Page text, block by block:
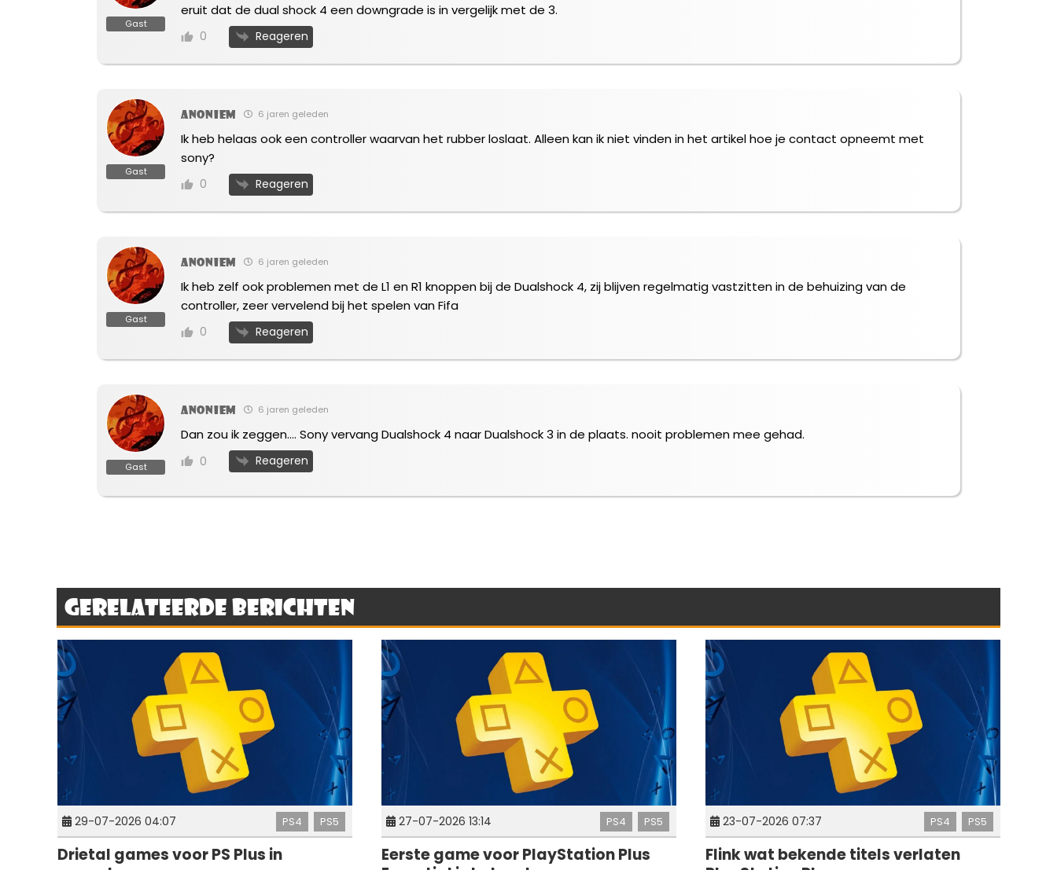
Gast
eruit dat de dual shock 4 een downgrade is in vergelijk met de 3.
0 Reageren
Gast
Anoniem 6 jaren geleden
Ik heb helaas ook een controller waarvan het rubber loslaat. Alleen kan ik niet vinden in het artikel hoe je contact opneemt met
sony?
0 Reageren
Gast
Anoniem 6 jaren geleden
Ik heb zelf ook problemen met de L1 en R1 knoppen bij de Dualshock 4, zij blijven regelmatig vastzitten in de behuizing van de
controller, zeer vervelend bij het spelen van Fifa
0 Reageren
Gast
Anoniem 6 jaren geleden
Dan zou ik zeggen…. Sony vervang Dualshock 4 naar Dualshock 3 in de plaats. nooit problemen mee gehad.
0 Reageren
Gerelateerde berichten
29-07-2026 04:07 PS4 PS5
Drietal games voor PS Plus in
27-07-2026 13:14 PS4 PS5
Eerste game voor PlayStation Plus
23-07-2026 07:37 PS4 PS5
Flink wat bekende titels verlaten